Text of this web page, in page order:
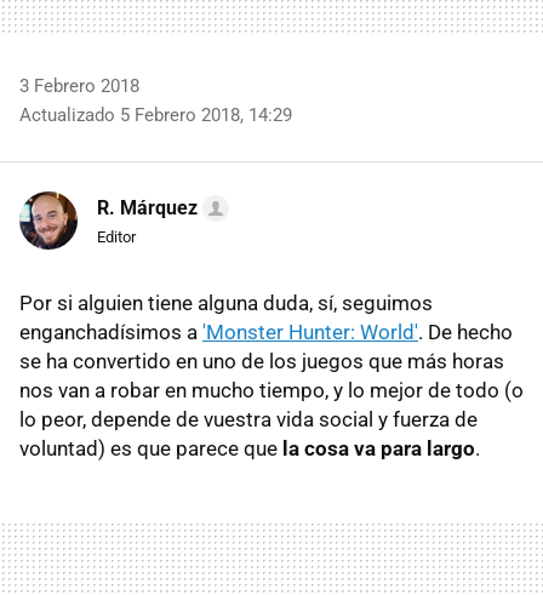
3 Febrero 2018
Actualizado 5 Febrero 2018, 14:29
R. Márquez
Editor
Por si alguien tiene alguna duda, sí, seguimos
enganchadísimos a 'Monster Hunter: World'. De hecho
se ha convertido en uno de los juegos que más horas
nos van a robar en mucho tiempo, y lo mejor de todo (o
lo peor, depende de vuestra vida social y fuerza de
voluntad) es que parece que la cosa va para largo.